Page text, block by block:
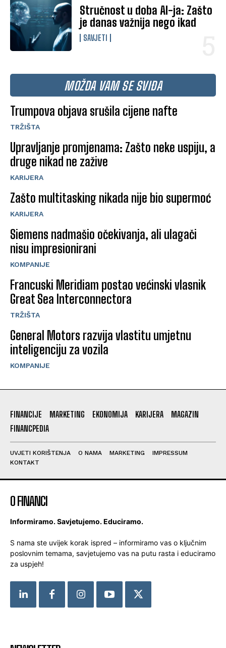
Stručnost u doba AI-ja: Zašto
je danas važnija nego ikad
SAVJETI
MOŽDA VAM SE SVIĐA
Trumpova objava srušila cijene nafte
TRŽIŠTA
Upravljanje promjenama: Zašto neke uspiju, a
druge nikad ne zažive
KARIJERA
Zašto multitasking nikada nije bio supermoć
KARIJERA
Siemens nadmašio očekivanja, ali ulagači
nisu impresionirani
KOMPANIJE
Francuski Meridiam postao većinski vlasnik
Great Sea Interconnectora
TRŽIŠTA
General Motors razvija vlastitu umjetnu
inteligenciju za vozila
KOMPANIJE
FINANCIJE MARKETING EKONOMIJA KARIJERA
MAGAZIN
FINANCPEDIA
UVJETI KORIŠTENJA O NAMA MARKETING
IMPRESSUM
KONTAKT
O FINANCI
Informiramo. Savjetujemo. Educiramo.
S nama ste uvijek korak ispred – informiramo vas o ključnim
poslovnim temama, savjetujemo vas na putu rasta i educiramo
za uspjeh!